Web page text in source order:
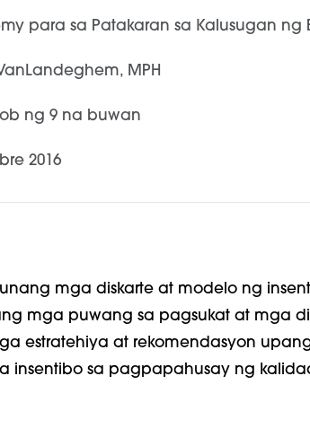
para sa Patakaran sa Kalusugan ng
MPH
ng 9 na buwan
2016
mga diskarte at modelo ng
mga puwang sa pagsukat at mga
estratehiya at rekomendasyon
insentibo sa pagpapahusay ng